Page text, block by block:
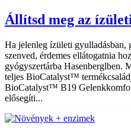
Állítsd meg az
Ha jelenleg ízületi gyulladásban,
szenved, érdemes ellátogatnia
gyógyszertárba Hasenberglben.
teljes BioCatalyst™
BioCatalyst™ B19
elősegíti...